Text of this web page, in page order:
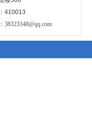
410013
38323348@qq.com